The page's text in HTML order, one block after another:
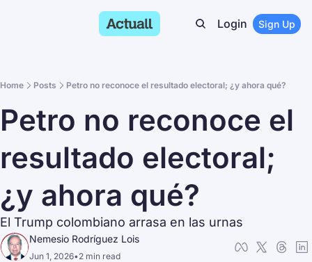
Login Sign Up
Home Posts Petro no reconoce el resultado electoral; ¿y ahora qué?
Petro no reconoce el
resultado electoral;
¿y ahora qué?
El Trump colombiano arrasa en las urnas
Nemesio Rodríguez Lois
Jun 1, 2026•2 min read